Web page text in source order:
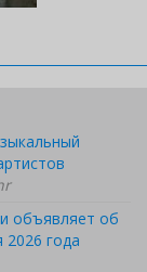
объявляет об
2026 года